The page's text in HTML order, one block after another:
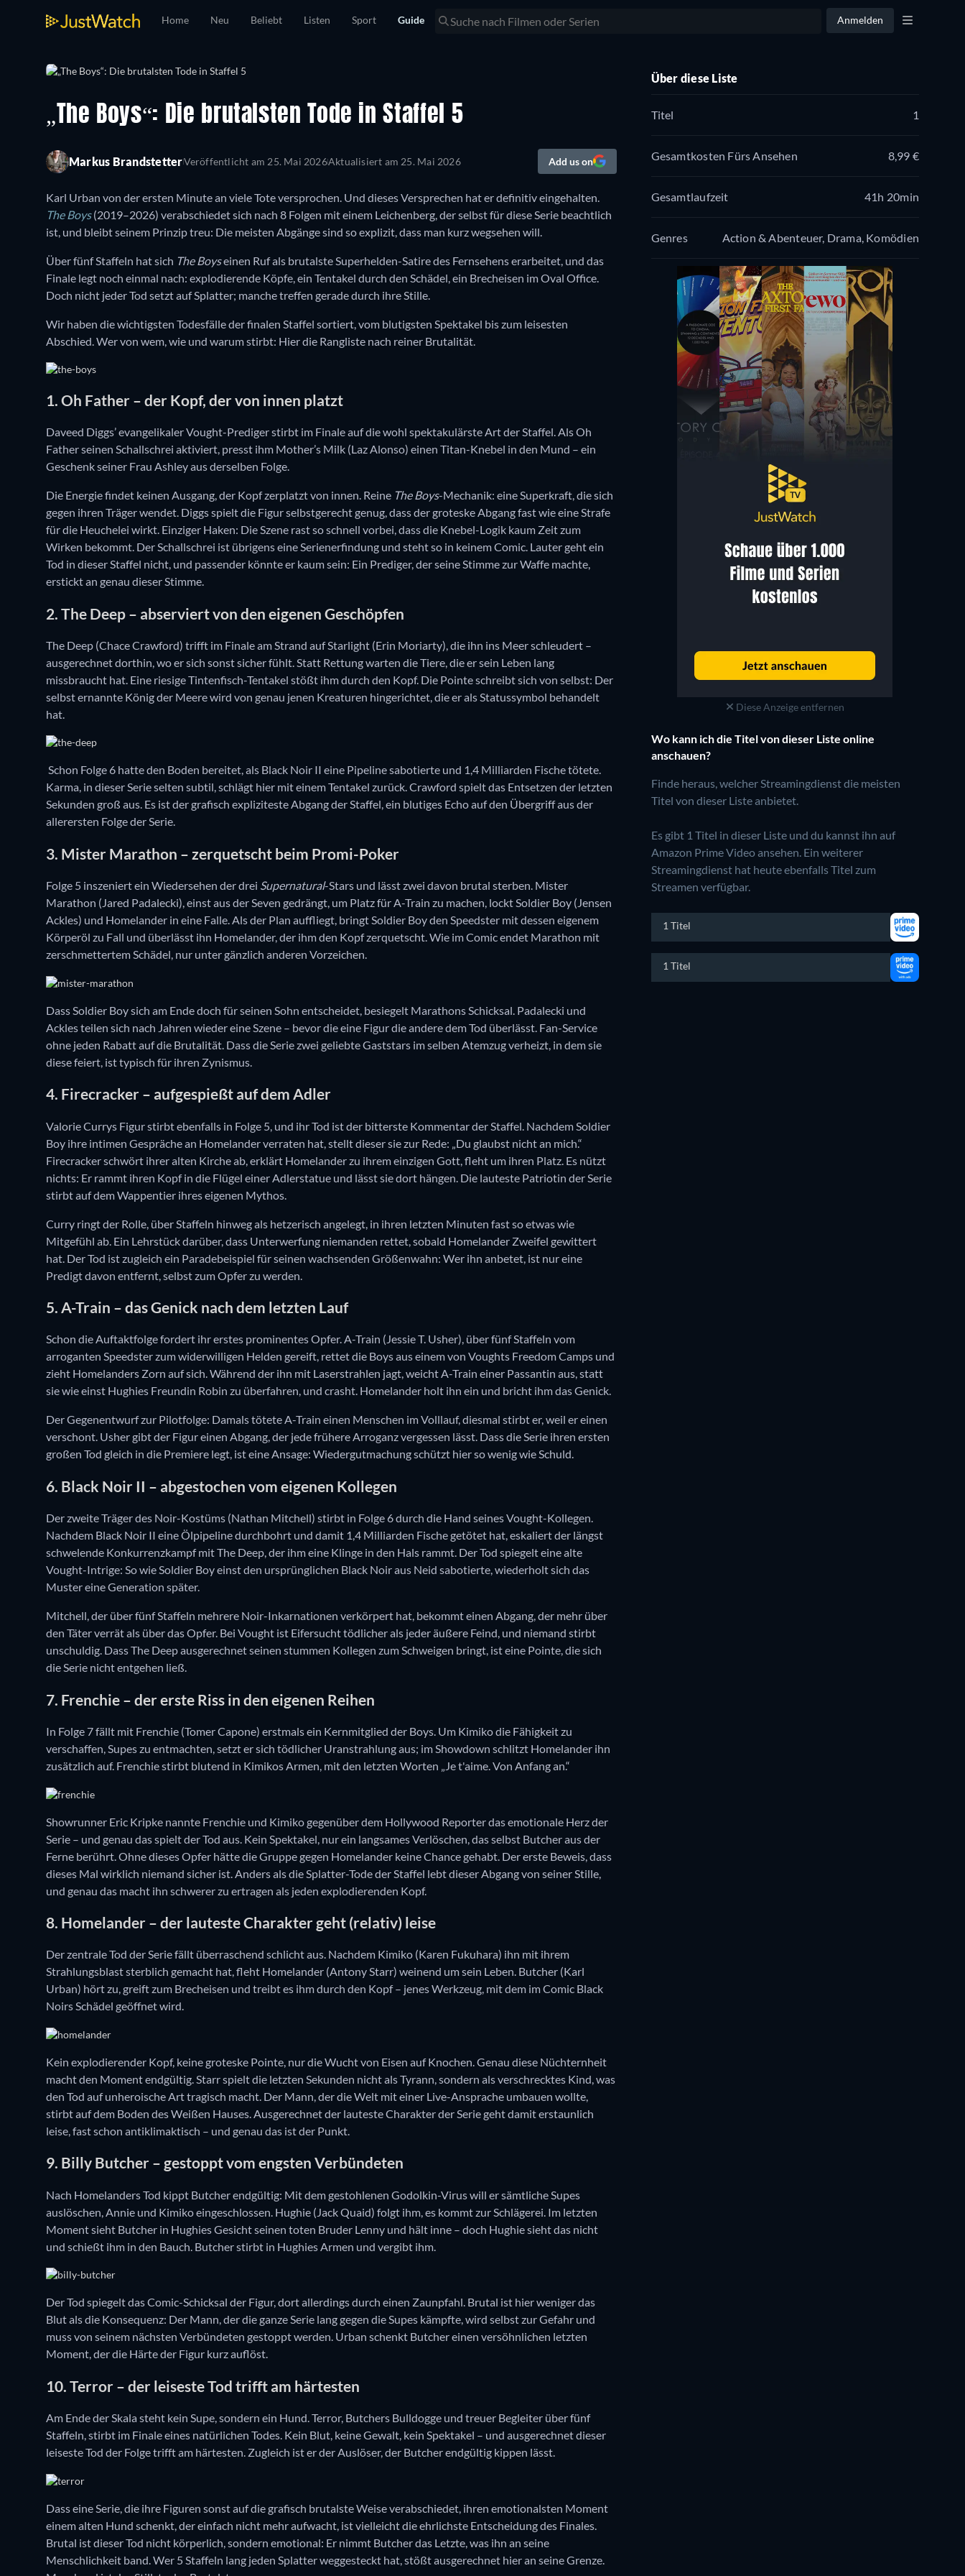
Home Neu Beliebt Listen Sport Guide Anmelden
„The Boys“: Die brutalsten Tode in Staffel 5
Markus BrandstetterVeröffentlicht am 25. Mai 2026Aktualisiert am 25. Mai 2026 Add us on
Karl Urban von der ersten Minute an viele Tote versprochen. Und dieses Versprechen hat er definitiv eingehalten.
The Boys(2019–2026) verabschiedet sich nach 8 Folgen mit einem Leichenberg, der selbst für diese Serie beachtlich
ist, und bleibt seinem Prinzip treu: Die meisten Abgänge sind so explizit, dass man kurz wegsehen will.
Über fünf Staffeln hat sich The Boyseinen Ruf als brutalste Superhelden-Satire des Fernsehens erarbeitet, und das
Finale legt noch einmal nach: explodierende Köpfe, ein Tentakel durch den Schädel, ein Brecheisen im Oval Office.
Doch nicht jeder Tod setzt auf Splatter; manche treffen gerade durch ihre Stille.
Wir haben die wichtigsten Todesfälle der finalen Staffel sortiert, vom blutigsten Spektakel bis zum leisesten
Abschied. Wer von wem, wie und warum stirbt: Hier die Rangliste nach reiner Brutalität.
1. Oh Father – der Kopf, der von innen platzt
Daveed Diggs’ evangelikaler Vought-Prediger stirbt im Finale auf die wohl spektakulärste Art der Staffel. Als Oh
Father seinen Schallschrei aktiviert, presst ihm Mother’s Milk (Laz Alonso) einen Titan-Knebel in den Mund – ein
Geschenk seiner Frau Ashley aus derselben Folge.
Die Energie findet keinen Ausgang, der Kopf zerplatzt von innen. Reine The Boys-Mechanik: eine Superkraft, die sich
gegen ihren Träger wendet. Diggs spielt die Figur selbstgerecht genug, dass der groteske Abgang fast wie eine Strafe
für die Heuchelei wirkt. Einziger Haken: Die Szene rast so schnell vorbei, dass die Knebel-Logik kaum Zeit zum
Wirken bekommt. Der Schallschrei ist übrigens eine Serienerfindung und steht so in keinem Comic. Lauter geht ein
Tod in dieser Staffel nicht, und passender könnte er kaum sein: Ein Prediger, der seine Stimme zur Waffe machte,
erstickt an genau dieser Stimme.
2. The Deep – abserviert von den eigenen Geschöpfen
The Deep (Chace Crawford) trifft im Finale am Strand auf Starlight (Erin Moriarty), die ihn ins Meer schleudert –
ausgerechnet dorthin, wo er sich sonst sicher fühlt. Statt Rettung warten die Tiere, die er sein Leben lang
missbraucht hat. Eine riesige Tintenfisch-Tentakel stößt ihm durch den Kopf. Die Pointe schreibt sich von selbst: Der
selbst ernannte König der Meere wird von genau jenen Kreaturen hingerichtet, die er als Statussymbol behandelt
hat.
Schon Folge 6 hatte den Boden bereitet, als Black Noir II eine Pipeline sabotierte und 1,4 Milliarden Fische tötete.
Karma, in dieser Serie selten subtil, schlägt hier mit einem Tentakel zurück. Crawford spielt das Entsetzen der letzten
Sekunden groß aus. Es ist der grafisch expliziteste Abgang der Staffel, ein blutiges Echo auf den Übergriff aus der
allerersten Folge der Serie.
3. Mister Marathon – zerquetscht beim Promi-Poker
Folge 5 inszeniert ein Wiedersehen der drei Supernatural-Stars und lässt zwei davon brutal sterben. Mister
Marathon (Jared Padalecki), einst aus der Seven gedrängt, um Platz für A-Train zu machen, lockt Soldier Boy (Jensen
Ackles) und Homelander in eine Falle. Als der Plan auffliegt, bringt Soldier Boy den Speedster mit dessen eigenem
Körperöl zu Fall und überlässt ihn Homelander, der ihm den Kopf zerquetscht. Wie im Comic endet Marathon mit
zerschmettertem Schädel, nur unter gänzlich anderen Vorzeichen.
Dass Soldier Boy sich am Ende doch für seinen Sohn entscheidet, besiegelt Marathons Schicksal. Padalecki und
Ackles teilen sich nach Jahren wieder eine Szene – bevor die eine Figur die andere dem Tod überlässt. Fan-Service
ohne jeden Rabatt auf die Brutalität. Dass die Serie zwei geliebte Gaststars im selben Atemzug verheizt, in dem sie
diese feiert, ist typisch für ihren Zynismus.
4. Firecracker – aufgespießt auf dem Adler
Valorie Currys Figur stirbt ebenfalls in Folge 5, und ihr Tod ist der bitterste Kommentar der Staffel. Nachdem Soldier
Boy ihre intimen Gespräche an Homelander verraten hat, stellt dieser sie zur Rede: „Du glaubst nicht an mich.“
Firecracker schwört ihrer alten Kirche ab, erklärt Homelander zu ihrem einzigen Gott, fleht um ihren Platz. Es nützt
nichts: Er rammt ihren Kopf in die Flügel einer Adlerstatue und lässt sie dort hängen. Die lauteste Patriotin der Serie
stirbt auf dem Wappentier ihres eigenen Mythos.
Curry ringt der Rolle, über Staffeln hinweg als hetzerisch angelegt, in ihren letzten Minuten fast so etwas wie
Mitgefühl ab. Ein Lehrstück darüber, dass Unterwerfung niemanden rettet, sobald Homelander Zweifel gewittert
hat. Der Tod ist zugleich ein Paradebeispiel für seinen wachsenden Größenwahn: Wer ihn anbetet, ist nur eine
Predigt davon entfernt, selbst zum Opfer zu werden.
5. A-Train – das Genick nach dem letzten Lauf
Schon die Auftaktfolge fordert ihr erstes prominentes Opfer. A-Train (Jessie T. Usher), über fünf Staffeln vom
arroganten Speedster zum widerwilligen Helden gereift, rettet die Boys aus einem von Voughts Freedom Camps und
zieht Homelanders Zorn auf sich. Während der ihn mit Laserstrahlen jagt, weicht A-Train einer Passantin aus, statt
sie wie einst Hughies Freundin Robin zu überfahren, und crasht. Homelander holt ihn ein und bricht ihm das Genick.
Der Gegenentwurf zur Pilotfolge: Damals tötete A-Train einen Menschen im Volllauf, diesmal stirbt er, weil er einen
verschont. Usher gibt der Figur einen Abgang, der jede frühere Arroganz vergessen lässt. Dass die Serie ihren ersten
großen Tod gleich in die Premiere legt, ist eine Ansage: Wiedergutmachung schützt hier so wenig wie Schuld.
6. Black Noir II – abgestochen vom eigenen Kollegen
Der zweite Träger des Noir-Kostüms (Nathan Mitchell) stirbt in Folge 6 durch die Hand seines Vought-Kollegen.
Nachdem Black Noir II eine Ölpipeline durchbohrt und damit 1,4 Milliarden Fische getötet hat, eskaliert der längst
schwelende Konkurrenzkampf mit The Deep, der ihm eine Klinge in den Hals rammt. Der Tod spiegelt eine alte
Vought-Intrige: So wie Soldier Boy einst den ursprünglichen Black Noir aus Neid sabotierte, wiederholt sich das
Muster eine Generation später.
Mitchell, der über fünf Staffeln mehrere Noir-Inkarnationen verkörpert hat, bekommt einen Abgang, der mehr über
den Täter verrät als über das Opfer. Bei Vought ist Eifersucht tödlicher als jeder äußere Feind, und niemand stirbt
unschuldig. Dass The Deep ausgerechnet seinen stummen Kollegen zum Schweigen bringt, ist eine Pointe, die sich
die Serie nicht entgehen ließ.
7. Frenchie – der erste Riss in den eigenen Reihen
In Folge 7 fällt mit Frenchie (Tomer Capone) erstmals ein Kernmitglied der Boys. Um Kimiko die Fähigkeit zu
verschaffen, Supes zu entmachten, setzt er sich tödlicher Uranstrahlung aus; im Showdown schlitzt Homelander ihn
zusätzlich auf. Frenchie stirbt blutend in Kimikos Armen, mit den letzten Worten „Je t'aime. Von Anfang an.“
Showrunner Eric Kripke nannte Frenchie und Kimiko gegenüber dem Hollywood Reporter das emotionale Herz der
Serie – und genau das spielt der Tod aus. Kein Spektakel, nur ein langsames Verlöschen, das selbst Butcher aus der
Ferne berührt. Ohne dieses Opfer hätte die Gruppe gegen Homelander keine Chance gehabt. Der erste Beweis, dass
dieses Mal wirklich niemand sicher ist. Anders als die Splatter-Tode der Staffel lebt dieser Abgang von seiner Stille,
und genau das macht ihn schwerer zu ertragen als jeden explodierenden Kopf.
8. Homelander – der lauteste Charakter geht (relativ) leise
Der zentrale Tod der Serie fällt überraschend schlicht aus. Nachdem Kimiko (Karen Fukuhara) ihn mit ihrem
Strahlungsblast sterblich gemacht hat, fleht Homelander (Antony Starr) weinend um sein Leben. Butcher (Karl
Urban) hört zu, greift zum Brecheisen und treibt es ihm durch den Kopf – jenes Werkzeug, mit dem im Comic Black
Noirs Schädel geöffnet wird.
Kein explodierender Kopf, keine groteske Pointe, nur die Wucht von Eisen auf Knochen. Genau diese Nüchternheit
macht den Moment endgültig. Starr spielt die letzten Sekunden nicht als Tyrann, sondern als verschrecktes Kind, was
den Tod auf unheroische Art tragisch macht. Der Mann, der die Welt mit einer Live-Ansprache umbauen wollte,
stirbt auf dem Boden des Weißen Hauses. Ausgerechnet der lauteste Charakter der Serie geht damit erstaunlich
leise, fast schon antiklimaktisch – und genau das ist der Punkt.
9. Billy Butcher – gestoppt vom engsten Verbündeten
Nach Homelanders Tod kippt Butcher endgültig: Mit dem gestohlenen Godolkin-Virus will er sämtliche Supes
auslöschen, Annie und Kimiko eingeschlossen. Hughie (Jack Quaid) folgt ihm, es kommt zur Schlägerei. Im letzten
Moment sieht Butcher in Hughies Gesicht seinen toten Bruder Lenny und hält inne – doch Hughie sieht das nicht
und schießt ihm in den Bauch. Butcher stirbt in Hughies Armen und vergibt ihm.
Der Tod spiegelt das Comic-Schicksal der Figur, dort allerdings durch einen Zaunpfahl. Brutal ist hier weniger das
Blut als die Konsequenz: Der Mann, der die ganze Serie lang gegen die Supes kämpfte, wird selbst zur Gefahr und
muss von seinem nächsten Verbündeten gestoppt werden. Urban schenkt Butcher einen versöhnlichen letzten
Moment, der die Härte der Figur kurz auflöst.
10. Terror – der leiseste Tod trifft am härtesten
Am Ende der Skala steht kein Supe, sondern ein Hund. Terror, Butchers Bulldogge und treuer Begleiter über fünf
Staffeln, stirbt im Finale eines natürlichen Todes. Kein Blut, keine Gewalt, kein Spektakel – und ausgerechnet dieser
leiseste Tod der Folge trifft am härtesten. Zugleich ist er der Auslöser, der Butcher endgültig kippen lässt.
Dass eine Serie, die ihre Figuren sonst auf die grafisch brutalste Weise verabschiedet, ihren emotionalsten Moment
einem alten Hund schenkt, der einfach nicht mehr aufwacht, ist vielleicht die ehrlichste Entscheidung des Finales.
Brutal ist dieser Tod nicht körperlich, sondern emotional: Er nimmt Butcher das Letzte, was ihn an seine
Menschlichkeit band. Wer 5 Staffeln lang jeden Splatter weggesteckt hat, stößt ausgerechnet hier an seine Grenze.
Über diese Liste
Titel 1
Gesamtkosten Fürs Ansehen 8,99 €
Gesamtlaufzeit 41h 20min
Genres Action & Abenteuer, Drama, Komödien
Diese Anzeige entfernen
Wo kann ich die Titel von dieser Liste online
anschauen?
Finde heraus, welcher Streamingdienst die meisten
Titel von dieser Liste anbietet.
Es gibt 1 Titel in dieser Liste und du kannst ihn auf
Amazon Prime Video ansehen. Ein weiterer
Streamingdienst hat heute ebenfalls Titel zum
Streamen verfügbar.
1 Titel
1 Titel